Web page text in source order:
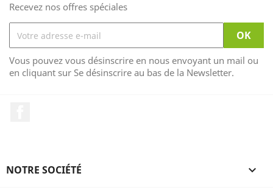
Recevez nos offres spéciales
Vous pouvez vous désinscrire en nous envoyant un mail ou
en cliquant sur Se désinscrire au bas de la Newsletter.
NOTRE SOCIÉTÉ 